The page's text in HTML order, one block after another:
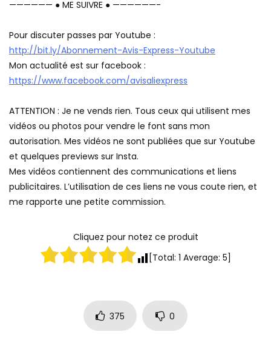
—————— ● ME SUIVRE ● ——————-
Pour discuter passes par Youtube :
http://bit.ly/Abonnement-Avis-Express-Youtube
Mon actualité est sur facebook :
https://www.facebook.com/avisaliexpress
ATTENTION : Je ne vends rien. Tous ceux qui utilisent mes
vidéos ou photos pour vendre le font sans mon
autorisation. Mes vidéos ne sont publiées que sur Youtube
et quelques previews sur Insta.
Mes vidéos contiennent des communications et liens
publicitaires. L’utilisation de ces liens ne vous coute rien, et
me rapporte une petite commission.
Cliquez pour notez ce produit
[Total: 1 Average: 5]
375 0